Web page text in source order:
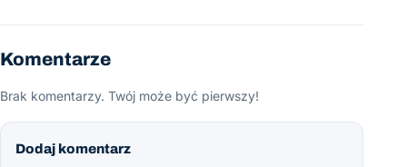
Komentarze
Brak komentarzy. Twój może być pierwszy!
Dodaj komentarz